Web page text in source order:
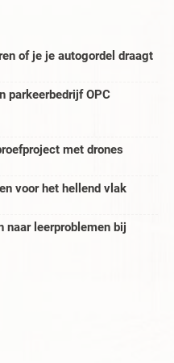
of je je autogordel draagt
parkeerbedrijf OPC
met drones
voor het hellend vlak
naar leerproblemen bij